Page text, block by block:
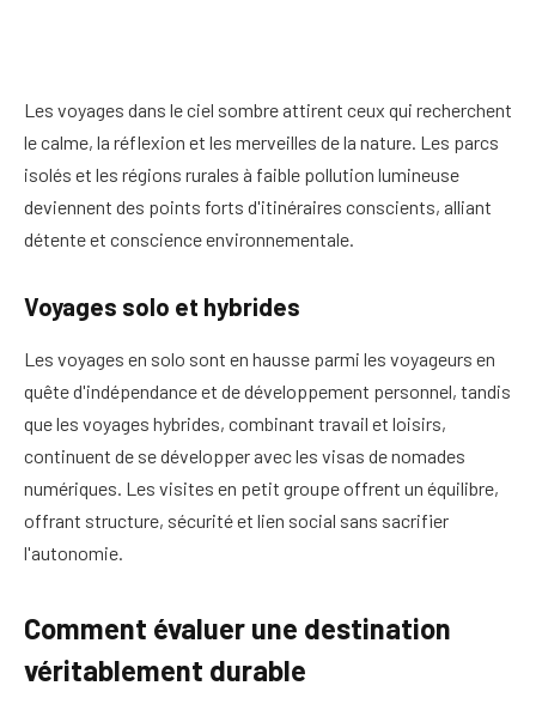
Les voyages dans le ciel sombre attirent ceux qui recherchent
le calme, la réflexion et les merveilles de la nature. Les parcs
isolés et les régions rurales à faible pollution lumineuse
deviennent des points forts d'itinéraires conscients, alliant
détente et conscience environnementale.
Voyages solo et hybrides
Les voyages en solo sont en hausse parmi les voyageurs en
quête d'indépendance et de développement personnel, tandis
que les voyages hybrides, combinant travail et loisirs,
continuent de se développer avec les visas de nomades
numériques. Les visites en petit groupe offrent un équilibre,
offrant structure, sécurité et lien social sans sacrifier
l'autonomie.
Comment évaluer une destination
véritablement durable